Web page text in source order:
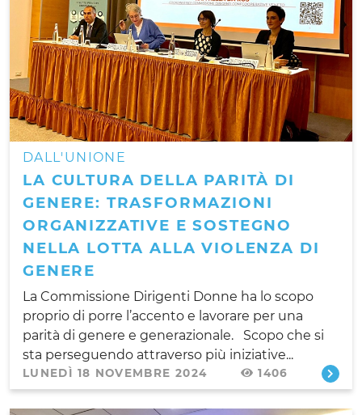
DALL'UNIONE
LA CULTURA DELLA PARITÀ DI
GENERE: TRASFORMAZIONI
ORGANIZZATIVE E SOSTEGNO
NELLA LOTTA ALLA VIOLENZA DI
GENERE
La Commissione Dirigenti Donne ha lo scopo
proprio di porre l’accento e lavorare per una
parità di genere e generazionale. Scopo che si
sta perseguendo attraverso più iniziative...
LUNEDÌ 18 NOVEMBRE 2024 1406